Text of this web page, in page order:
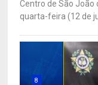
Centro de São João
quarta-feira (12 de
8